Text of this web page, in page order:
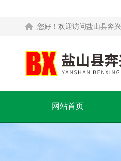
您好！欢迎访问盐山县奔
网站首页